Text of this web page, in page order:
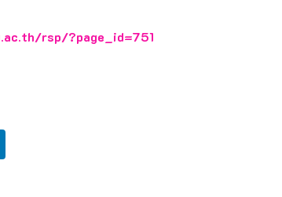
rsp/?page_id=751